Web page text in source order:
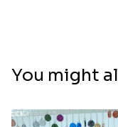
You might